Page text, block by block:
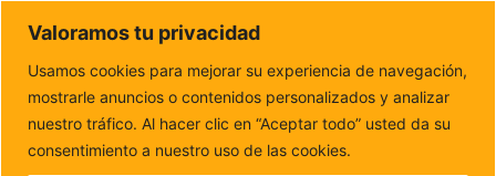
Valoramos tu privacidad
Usamos cookies para mejorar su experiencia de navegación,
mostrarle anuncios o contenidos personalizados y analizar
nuestro tráfico. Al hacer clic en “Aceptar todo” usted da su
consentimiento a nuestro uso de las cookies.
DUNAS FM
Tu informacion de forma cercana
Inicio FUERTEVENTURA
Puerto del Rosario impulsa la
creación y rehabilitación de muros de piedra...
PUERTO DEL ROSARIO